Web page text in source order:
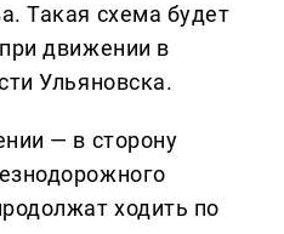
Такая схема будет
движении в
Ульяновска.
— в сторону
ходить по